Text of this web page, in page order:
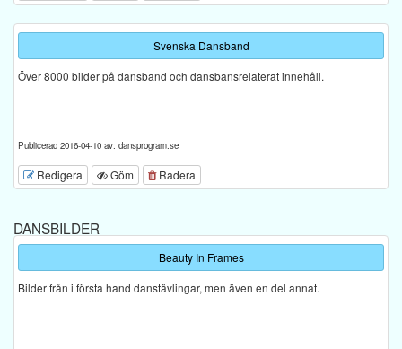
Svenska Dansband
Över 8000 bilder på dansband och dansbansrelaterat innehåll.
Publicerad 2016-04-10 av: dansprogram.se
Redigera Göm Radera
DANSBILDER
Beauty In Frames
Bilder från i första hand danstävlingar, men även en del annat.